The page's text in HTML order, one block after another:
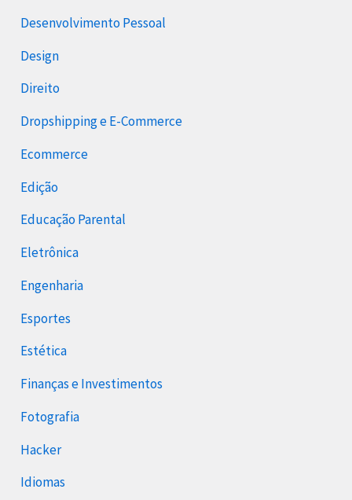
Desenvolvimento Pessoal
Design
Direito
Dropshipping e E-Commerce
Ecommerce
Edição
Educação Parental
Eletrônica
Engenharia
Esportes
Estética
Finanças e Investimentos
Fotografia
Hacker
Idiomas